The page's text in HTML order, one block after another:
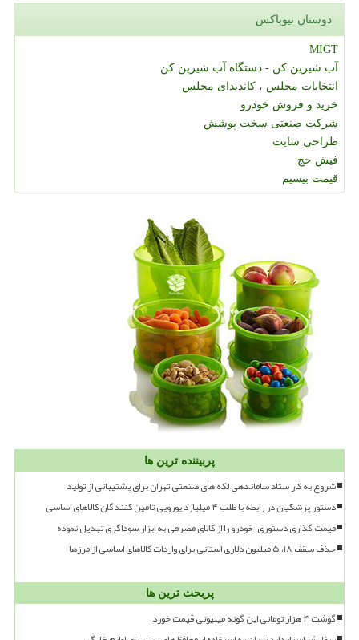
دوستان نیوباکس
MIGT
آب شیرین کن - دستگاه آب شیرین کن
انتخابات مجلس ، کاندیدای مجلس
خرید و فروش خودرو
شرکت صنعتی سخت پوشش
طراحی سایت
فیش حج
قیمت بیسیم
پربیننده ترین ها
شروع به کار ستاد ساماندهی لکه های صنعتی تهران برای پشتیبانی از تولید
دستور پزشکیان در رابطه با طلب ۴ میلیارد یورویی تامین کنندگان کالاهای اساسی
قیمت گذاری دستوری، خودرو را از کالای مصرفی به ابزار سوداگری تبدیل نموده
حذف سقف ۱۸، ۵ میلیون دلاری استانی برای واردات کالاهای اساسی از مرزها
پربحث ترین ها
گوشت ۴ هزار تومانی این گونه میلیونی قیمت خورد